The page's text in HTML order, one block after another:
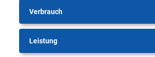
Verbrauch
Leistung